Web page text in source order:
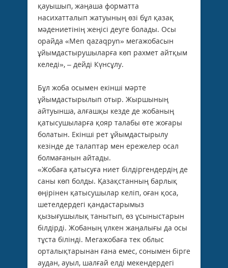
қауышып, жаңаша форматта
насихатталып жатуының өзі бұл қазақ
мәдениетінің жеңісі деуге болады. Осы
орайда «Men qazaqpyn» мегажобасын
ұйымдастырушыларға көп рахмет айтқым
келеді», – дейді Күнсұлу.
Бұл жоба осымен екінші мәрте
ұйымдастырылып отыр. Жыршының
айтуынша, алғашқы кезде де жобаның
қатысушыларға қояр талабы өте жоғары
болатын. Екінші рет ұйымдастырылу
кезінде де талаптар мен ережелер осал
болмағанын айтады.
«Жобаға қатысуға ниет білдіргендердің де
саны көп болды. Қазақстанның барлық
өңірінен қатысушылар келіп, оған қоса,
шетелдердегі қандастарымыз
қызығушылық танытып, өз ұсыныстарын
білдірді. Жобаның үлкен жаңалығы да осы
тұста білінді. Мегажобаға тек облыс
орталықтарынан ғана емес, сонымен бірге
аудан, ауыл, шалғай елді мекендердегі